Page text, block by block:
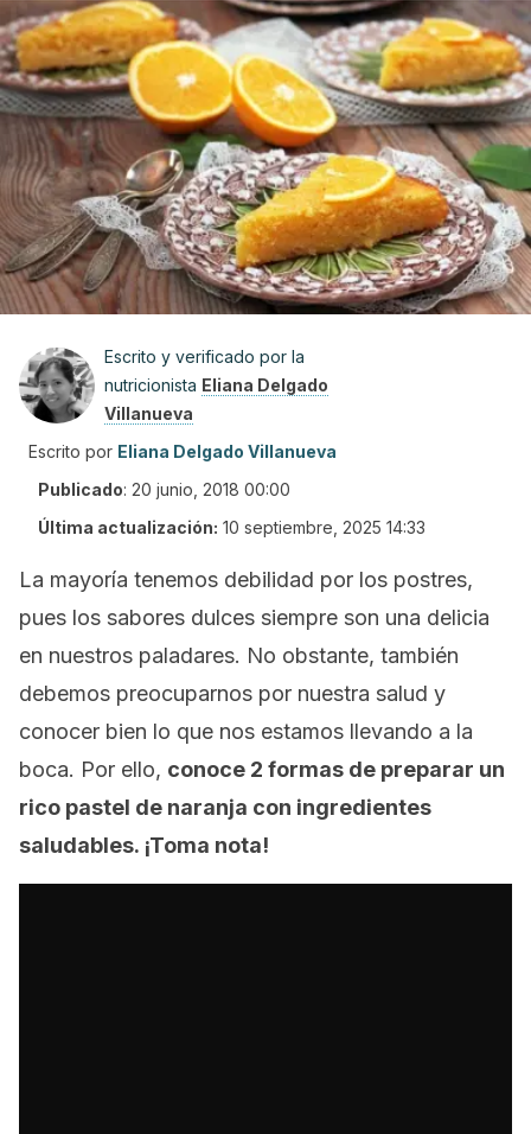
Escrito y verificado por la
nutricionista Eliana Delgado
Villanueva
Escrito por Eliana Delgado Villanueva
Publicado: 20 junio, 2018 00:00
Última actualización: 10 septiembre, 2025 14:33
La mayoría tenemos debilidad por los postres,
pues los sabores dulces siempre son una delicia
en nuestros paladares. No obstante, también
debemos preocuparnos por nuestra salud y
conocer bien lo que nos estamos llevando a la
boca. Por ello, conoce 2 formas de preparar un
rico pastel de naranja con ingredientes
saludables. ¡Toma nota!